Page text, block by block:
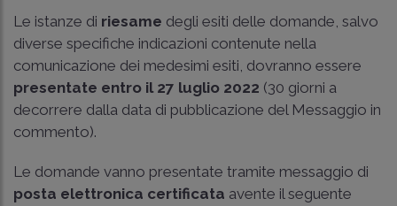
Le istanze di riesame degli esiti delle domande, salvo
diverse specifiche indicazioni contenute nella
comunicazione dei medesimi esiti, dovranno essere
presentate entro il 27 luglio 2022 (30 giorni a
decorrere dalla data di pubblicazione del Messaggio in
commento).
Le domande vanno presentate tramite messaggio di
posta elettronica certificata avente il seguente